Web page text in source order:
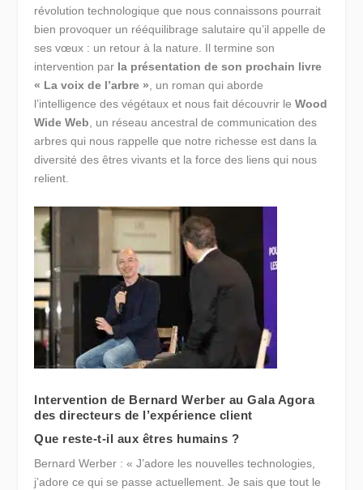
révolution technologique que nous connaissons pourrait
bien provoquer un rééquilibrage salutaire qu’il appelle de
ses vœux : un retour à la nature. Il termine son
intervention par la présentation de son prochain livre
« La voix de l’arbre », un roman qui aborde
l’intelligence des végétaux et nous fait découvrir leWood
Wide Web, un réseau ancestral de communication des
arbres qui nous rappelle que notre richesse est dans la
diversité des êtres vivants et la force des liens qui nous
relient.
Intervention de Bernard Werber au Gala Agora
des directeurs de l’expérience client
Que reste-t-il aux êtres humains ?
Bernard Werber : « J’adore les nouvelles technologies,
j’adore ce qui se passe actuellement. Je sais que tout le